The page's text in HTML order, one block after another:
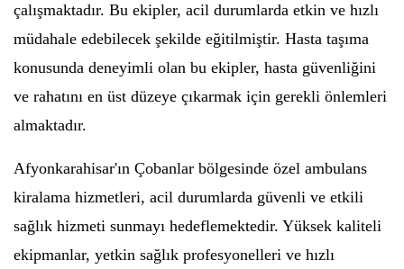
çalışmaktadır. Bu ekipler, acil durumlarda etkin ve hızlı
müdahale edebilecek şekilde eğitilmiştir. Hasta taşıma
konusunda deneyimli olan bu ekipler, hasta güvenliğini
ve rahatını en üst düzeye çıkarmak için gerekli önlemleri
almaktadır.
Afyonkarahisar'ın Çobanlar bölgesinde özel ambulans
kiralama hizmetleri, acil durumlarda güvenli ve etkili
sağlık hizmeti sunmayı hedeflemektedir. Yüksek kaliteli
ekipmanlar, yetkin sağlık profesyonelleri ve hızlı